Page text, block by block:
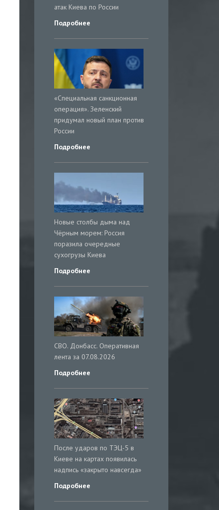
атак Киева по России
Подробнее
«Специальная санкционная
операция». Зеленский
придумал новый план против
России
Подробнее
Новые столбы дыма над
Чёрным морем: Россия
поразила очередные
сухогрузы Киева
Подробнее
СВО. Донбасс. Оперативная
лента за 07.08.2026
Подробнее
После ударов по ТЭЦ-5 в
Киеве на картах появилась
надпись «закрыто навсегда»
Подробнее